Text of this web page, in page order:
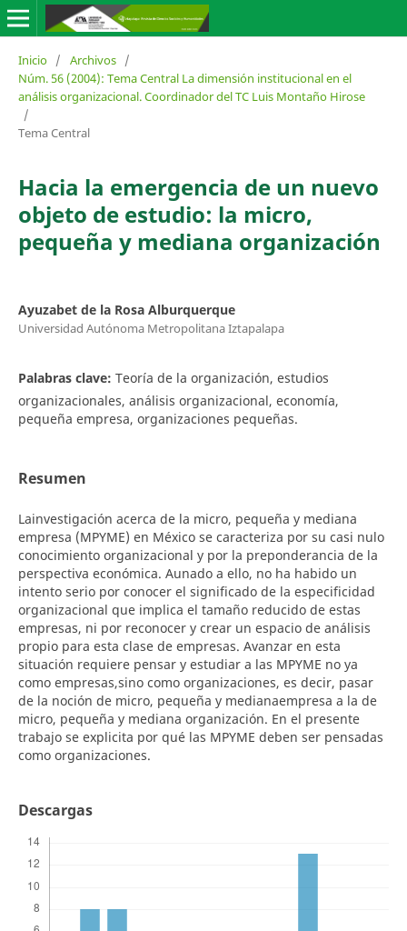
Inicio / Archivos /
Núm. 56 (2004): Tema Central La dimensión institucional en el
análisis organizacional. Coordinador del TC Luis Montaño Hirose
/
Tema Central
Hacia la emergencia de un nuevo
objeto de estudio: la micro,
pequeña y mediana organización
Ayuzabet de la Rosa Alburquerque
Universidad Autónoma Metropolitana Iztapalapa
Palabras clave: Teoría de la organización, estudios
organizacionales, análisis organizacional, economía,
pequeña empresa, organizaciones pequeñas.
Resumen
Lainvestigación acerca de la micro, pequeña y mediana
empresa (MPYME) en México se caracteriza por su casi nulo
conocimiento organizacional y por la preponderancia de la
perspectiva económica. Aunado a ello, no ha habido un
intento serio por conocer el significado de la especificidad
organizacional que implica el tamaño reducido de estas
empresas, ni por reconocer y crear un espacio de análisis
propio para esta clase de empresas. Avanzar en esta
situación requiere pensar y estudiar a las MPYME no ya
como empresas,sino como organizaciones, es decir, pasar
de la noción de micro, pequeña y medianaempresa a la de
micro, pequeña y mediana organización. En el presente
trabajo se explicita por qué las MPYME deben ser pensadas
como organizaciones.
Descargas